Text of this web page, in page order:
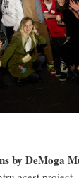
by DeMoga